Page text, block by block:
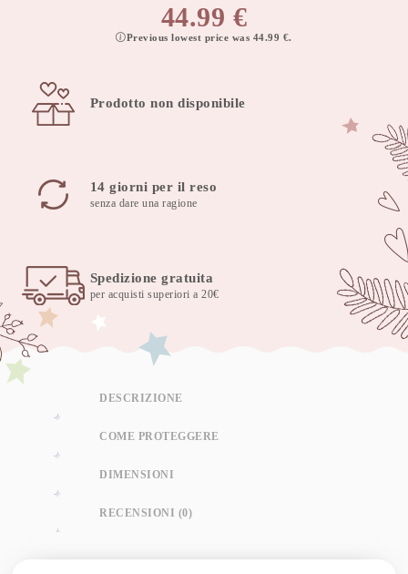
44.99 €
Previous lowest price was 44.99 €.
Prodotto non disponibile
14 giorni per il reso
senza dare una ragione
Spedizione gratuita
per acquisti superiori a 20€
DESCRIZIONE
COME PROTEGGERE
DIMENSIONI
RECENSIONI (0)